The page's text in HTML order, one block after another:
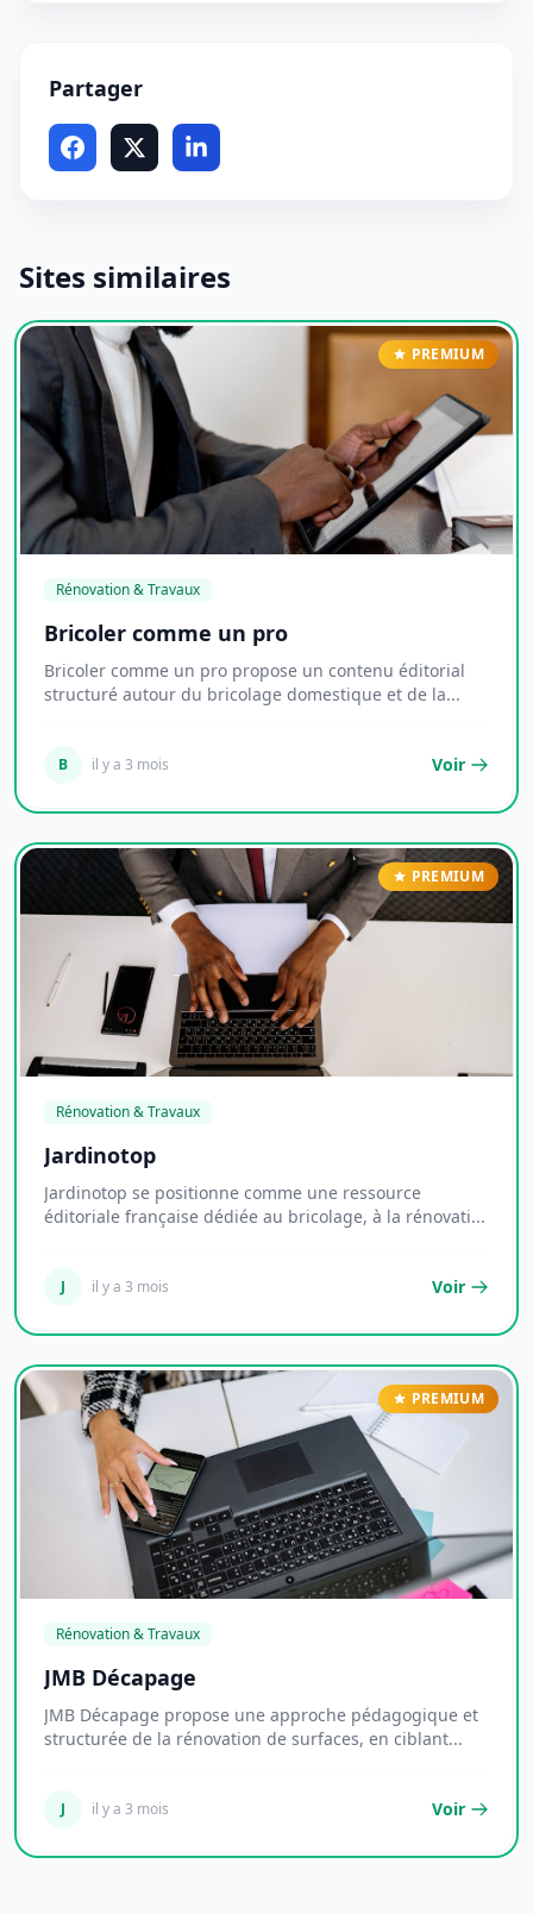
Partager
Sites similaires
PREMIUM
Rénovation & Travaux
Bricoler comme un pro
Bricoler comme un pro propose un contenu éditorial
structuré autour du bricolage domestique et de la...
B il y a 3 mois Voir
PREMIUM
Rénovation & Travaux
Jardinotop
Jardinotop se positionne comme une ressource
éditoriale française dédiée au bricolage, à la rénovati...
J il y a 3 mois Voir
PREMIUM
Rénovation & Travaux
JMB Décapage
JMB Décapage propose une approche pédagogique et
structurée de la rénovation de surfaces, en ciblant...
J il y a 3 mois Voir